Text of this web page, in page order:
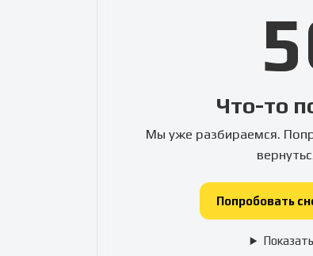
Что-то
Мы уже разбираемся.
Попробовать